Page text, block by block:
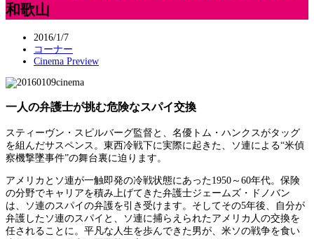
和歌山
2016/1/7
コーナー
Cinema Preview
一人の弁護士が挑む危険なスパイ交換
スティーヴン・スピルバーグ監督と、名優トム・ハンクスがタッグ
を組んだサスペンス。東西冷戦下に実際に起きた、ソ連による“米偵
察機撃墜事件”の舞台裏に迫ります。
アメリカとソ連が一触即発の冷戦状態にあった1950～60年代。保険
の分野でキャリアを積み上げてきた弁護士ジェームズ・ドノバン
は、ソ連のスパイの弁護を引き受けます。そしてその5年後、自分が
弁護したソ連のスパイと、ソ連に捕らえられたアメリカ人の交換を
任されることに。平凡な人生を歩んできた男が、米ソの戦争を食い